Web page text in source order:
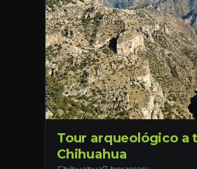
Tour arqueológico a
Chihuahua